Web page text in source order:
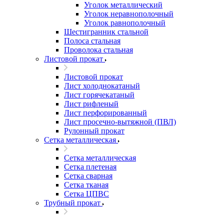
Уголок металлический
Уголок неравнополочный
Уголок равнополочный
Шестигранник стальной
Полоса стальная
Проволока стальная
Листовой прокат
Листовой прокат
Лист холоднокатаный
Лист горячекатаный
Лист рифленый
Лист перфорированный
Лист просечно-вытяжной (ПВЛ)
Рулонный прокат
Сетка металлическая
Сетка металлическая
Сетка плетеная
Сетка сварная
Сетка тканая
Сетка ЦПВС
Трубный прокат